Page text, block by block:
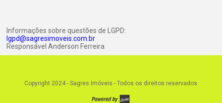
Informações sobre questões de LGPD:
lgpd@sagresimoveis.com.br
Responsável Anderson Ferreira
Copyright 2024 - Sagres Imóveis -Todos os direitos reservados